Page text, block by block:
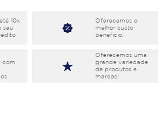
10x
seu
Oferecemos o
melhor custo
benefício.
com
Oferecemos uma
grande variedade
de produtos e
marcas!